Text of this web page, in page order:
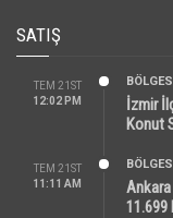
SATIŞ
TEM 21ST
12:02 PM
İzmir
Konut
TEM 21ST
11:11 AM
Ankara
11.699